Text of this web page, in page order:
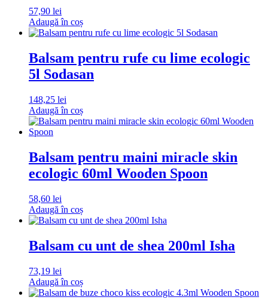
57,90 lei
Adaugă în coș
Balsam pentru rufe cu lime ecologic
5l Sodasan
148,25 lei
Adaugă în coș
Balsam pentru maini miracle skin
ecologic 60ml Wooden Spoon
58,60 lei
Adaugă în coș
Balsam cu unt de shea 200ml Isha
73,19 lei
Adaugă în coș